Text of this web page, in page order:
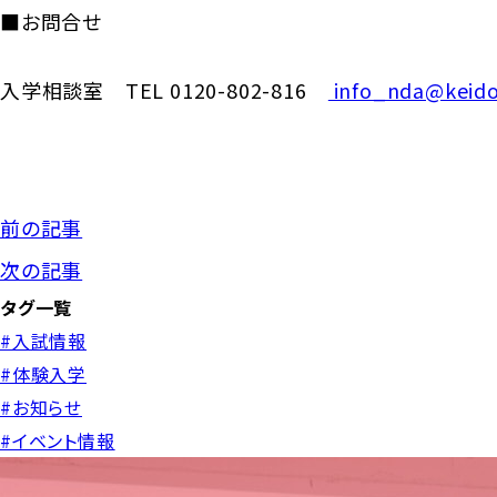
■お問合せ
入学相談室 TEL 0120-802-816
前の記事
次の記事
タグ一覧
#入試情報
#体験入学
#お知らせ
#イベント情報